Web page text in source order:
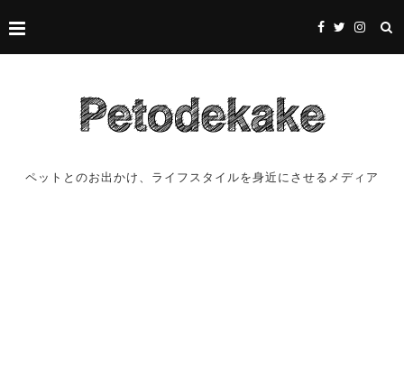
ペットとのお出かけ、ライフスタイルを身近にさせるメディア